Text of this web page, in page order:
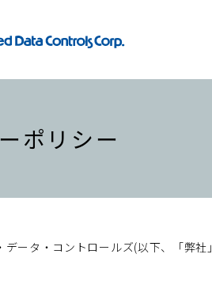
ポリシー
ータ・コントロールズ(以下、「弊